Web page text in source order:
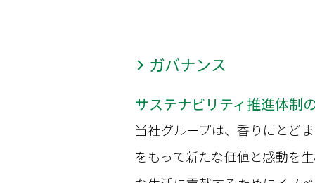
ガバナンス
サステナビリティ推進体制
当社グループは、香りにとど
をもって新たな価値と感動を